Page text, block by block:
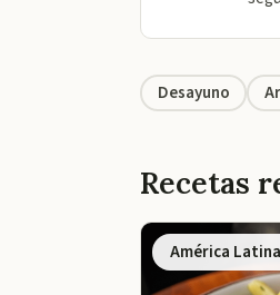
Desayuno
Recetas
América Latina